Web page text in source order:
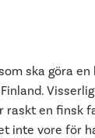
ska göra
raskt en finsk
inte vore för